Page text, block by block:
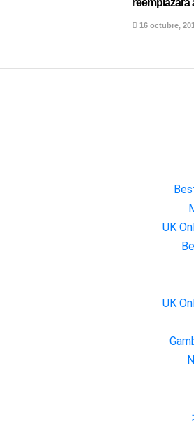
reemplazará
16 octubre,
UK
UK